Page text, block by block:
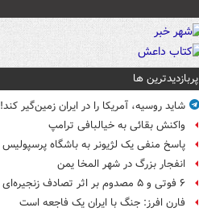
پربازدیدترین ها
شاید روسیه، آمریکا را در ایران زمین‌گیر کند!
واکنش بقائی به خیالبافی ترامپ
پاسخ منفی یک لژیونر به باشگاه پرسپولیس
انفجار بزرگ در شهر المخا یمن
۶ فوتی و ۵ مصدوم بر اثر تصادف زنجیره‌ای
فارن افرز: جنگ با ایران یک فاجعه است